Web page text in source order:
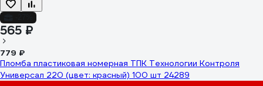
565 ₽
779 ₽
Пломба пластиковая номерная ТПК Технологии Контроля
Универсал 220 (цвет: красный) 100 шт 24289